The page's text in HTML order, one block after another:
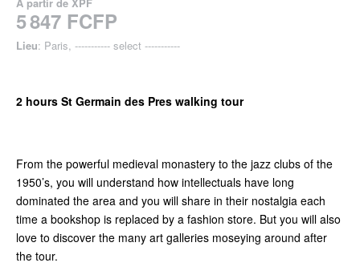
5 847 FCFP
Lieu: Paris, ----------- select -----------
2 hours St Germain des Pres walking tour
From the powerful medieval monastery to the jazz clubs of the
1950’s, you will understand how intellectuals have long
dominated the area and you will share in their nostalgia each
time a bookshop is replaced by a fashion store. But you will also
love to discover the many art galleries moseying around after
the tour.